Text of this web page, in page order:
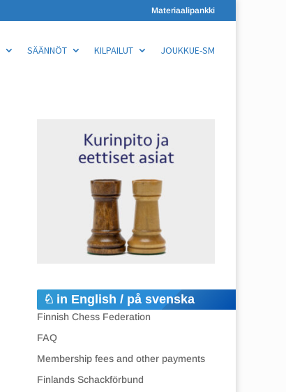
Materiaalipankki
SÄÄNNÖT KILPAILUT JOUKKUE-SM
in English / på svenska
Finnish Chess Federation
FAQ
Membership fees and other payments
Finlands Schackförbund